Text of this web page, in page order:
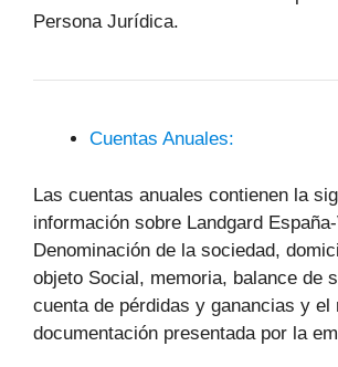
Persona Jurídica.
Cuentas Anuales:
Las cuentas anuales contienen la
información sobre Landgard
Denominación de la sociedad,
objeto Social, memoria, balance de
cuenta de pérdidas y ganancias y el
documentación presentada por la